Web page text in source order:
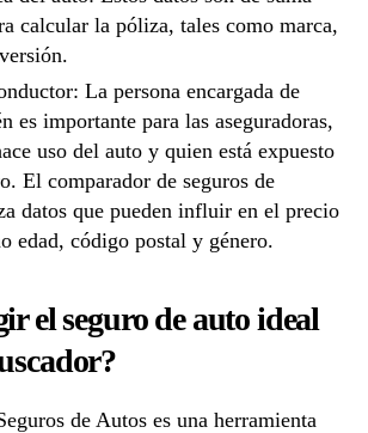
calcular la póliza, tales como marca,
La persona encargada de
es importante para las aseguradoras,
uso del auto y quien está expuesto
El comparador de seguros de
datos que pueden influir en el precio
edad, código postal y género.
el seguro de auto ideal
de Autos es una herramienta